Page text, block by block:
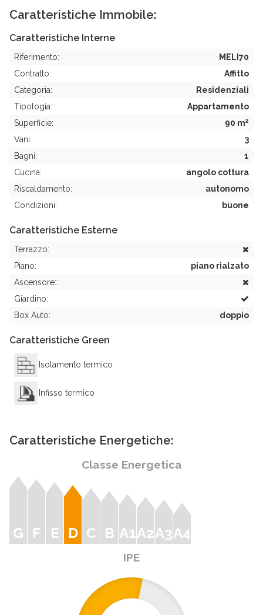
Caratteristiche Immobile:
Caratteristiche Interne
Riferimento:
MELI70
Contratto:
Affitto
Categoria:
Residenziali
Tipologia:
Appartamento
Superficie:
90 m2
Vani:
3
Bagni:
1
Cucina:
angolo cottura
Riscaldamento:
autonomo
Condizioni:
buone
Caratteristiche Esterne
Terrazzo:
Piano:
piano rialzato
Ascensore::
Giardino:
Box Auto:
doppio
Caratteristiche Green
Isolamento termico
Infisso termico
Caratteristiche Energetiche:
Classe Energetica
G F E D C B A1A2A3A4
IPE